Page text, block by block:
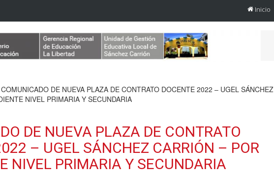
Inicio
COMUNICADO DE NUEVA PLAZA DE CONTRATO DOCENTE 2022 – UGEL SÁNCHEZ
NIVEL PRIMARIA Y SECUNDARIA
DE NUEVA PLAZA DE CONTRATO
– UGEL SÁNCHEZ CARRIÓN – POR
NIVEL PRIMARIA Y SECUNDARIA